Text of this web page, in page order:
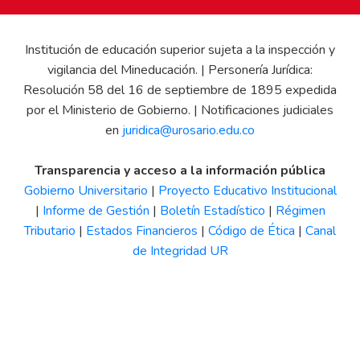
Institución de educación superior sujeta a la inspección y
vigilancia del Mineducación. | Personería Jurídica:
Resolución 58 del 16 de septiembre de 1895 expedida
por el Ministerio de Gobierno. | Notificaciones judiciales
en juridica@urosario.edu.co
Transparencia y acceso a la información pública
Gobierno Universitario | Proyecto Educativo Institucional
| Informe de Gestión | Boletín Estadístico | Régimen
Tributario | Estados Financieros | Código de Ética | Canal
de Integridad UR